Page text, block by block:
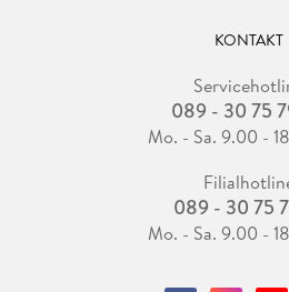
KONTAKT
089 - 30 75
Mo. - Sa. 9.00 -
089 - 30 75
Mo. - Sa. 9.00 -